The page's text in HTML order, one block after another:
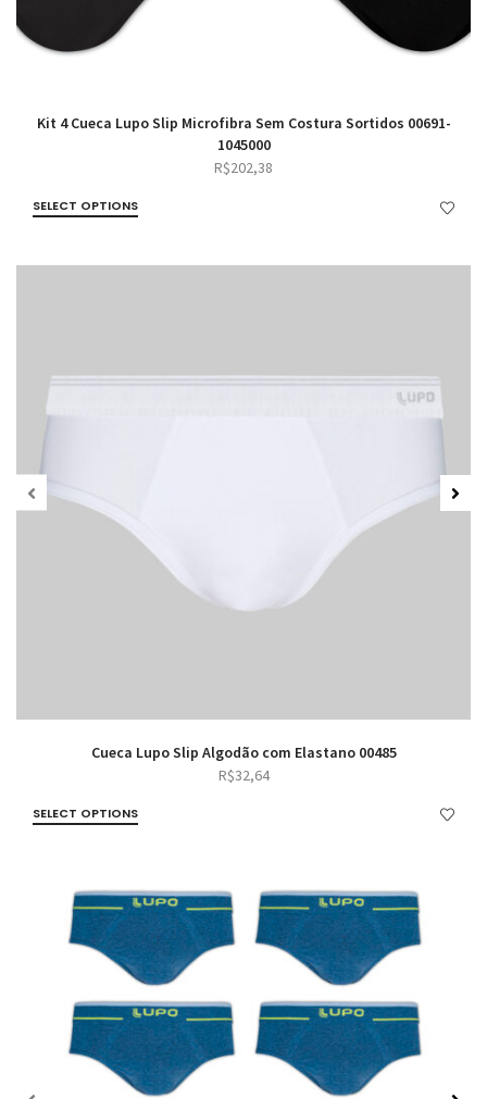
Kit 4 Cueca Lupo Slip Microfibra Sem Costura Sortidos 00691-
1045000
R$202,38
SELECT OPTIONS
Cueca Lupo Slip Algodão com Elastano 00485
R$32,64
SELECT OPTIONS